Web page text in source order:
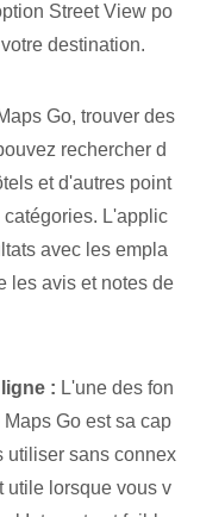
Street View po
destination.
Go, trouver des
rechercher d
et d'autres point
L'applic
avec les empla
les avis et notes de
: L'une des fon
⁤Go est sa cap
utiliser sans connex
utile lorsque vous v